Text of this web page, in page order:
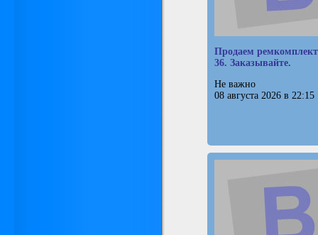
Продаем
36. Заказывайте.
Не важно
08 августа 2026 в 22:15